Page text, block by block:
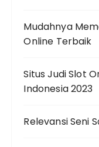
Mudahnya
Online Terbaik
Situs Judi Slot
Indonesia 2023
Relevansi Seni